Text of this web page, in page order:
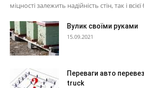
міцності залежить надійність стін, так і
Вулик своїми руками
15.09.2021
Переваги авто
truck